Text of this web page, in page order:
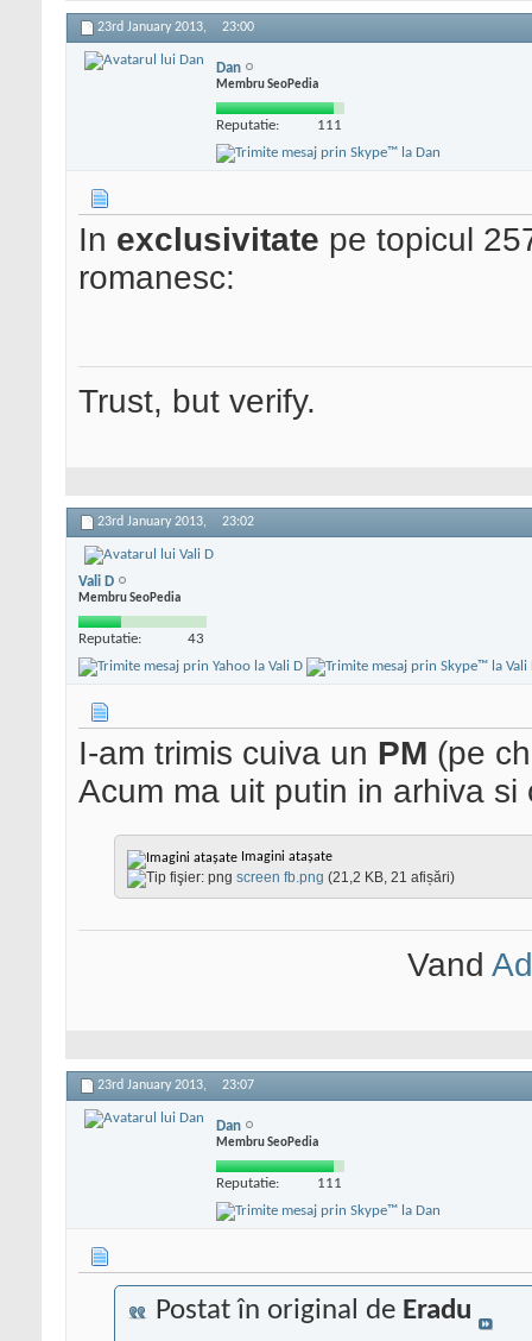
23rd January 2013, 23:00
Dan
Membru SeoPedia
Reputatie: 111
In exclusivitate pe topicul
romanesc:
Trust, but verify.
23rd January 2013, 23:02
Vali D
Membru SeoPedia
Reputatie: 43
I-am trimis cuiva un PM (pe
Acum ma uit putin in arhiva si
Imagini atașate
screen fb.png (21,2 KB, 21 afișări)
Vand
23rd January 2013, 23:07
Dan
Membru SeoPedia
Reputatie: 111
Postat în original de Eradu